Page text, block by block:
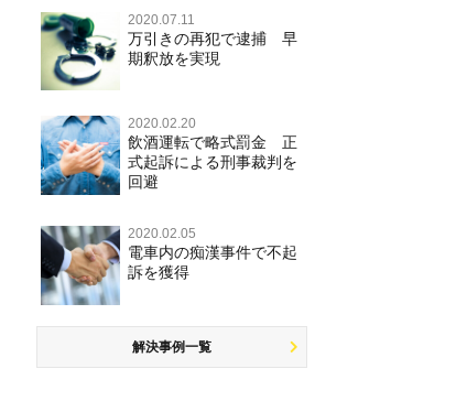
2020.07.11
万引きの再犯で逮捕 早
期釈放を実現
2020.02.20
飲酒運転で略式罰金 正
式起訴による刑事裁判を
回避
2020.02.05
電車内の痴漢事件で不起
訴を獲得
解決事例一覧